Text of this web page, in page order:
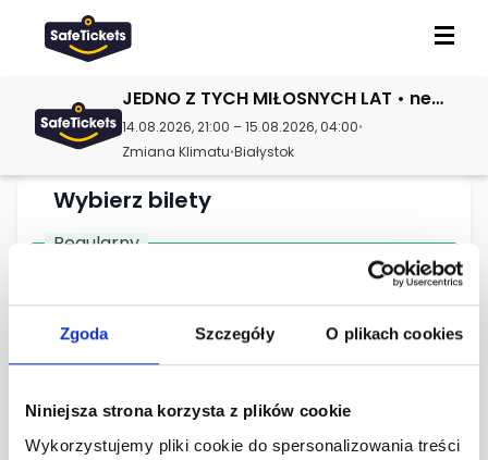
Zgoda Szczegóły O plikach cookies
Niniejsza strona korzysta z plików cookie
Wykorzystujemy pliki cookie do spersonalizowania treści
JEDNO Z TYCH MIŁOSNYCH LAT • new & fresh • BULB
14.08.2026, 21:00 – 15.08.2026, 04:00•
Zmiana Klimatu•Białystok
Wybierz bilety
Regularny
25.00 zł + opłata serwisowa 3.25 zł